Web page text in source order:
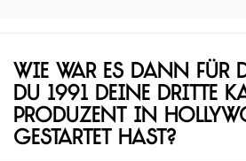
Wie war es dann für
du 1991 deine dritte
Produzent in
gestartet hast?